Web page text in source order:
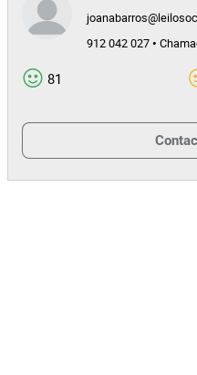
912 042 027 •
81